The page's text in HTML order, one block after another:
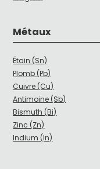
Métaux
Étain (Sn)
Plomb (Pb)
Cuivre (Cu)
Antimoine (Sb)
Bismuth (Bi)
Zinc (Zn)
Indium (In)